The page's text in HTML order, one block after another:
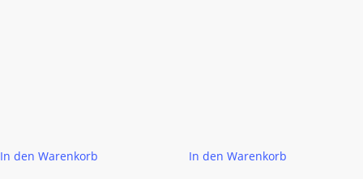
In den Warenkorb In den Warenkorb